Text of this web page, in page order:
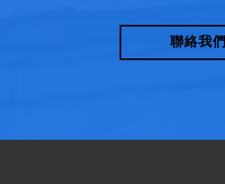
聯絡我們